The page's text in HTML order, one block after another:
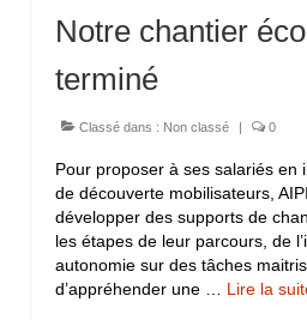
Notre chantier
terminé
Classé dans : Non classé | 0
Pour proposer à ses salariés en
de découverte mobilisateurs,
développer des supports de
les étapes de leur parcours, de
autonomie sur des tâches
d’appréhender une … Lire la